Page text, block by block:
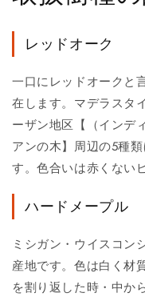
レッドオーク
一口にレッドオークと
在します。マデラスタ
ーザン地区【（インデ
アンの木】周辺の5種
す。色合いは赤くない
ハードメープル
ミシガン・ウイスコン
産地です。色は白く材
を割り返した時・中か